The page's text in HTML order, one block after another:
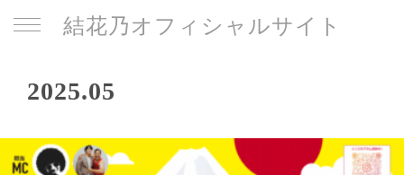
結花乃オフィシャルサイト
2025.05